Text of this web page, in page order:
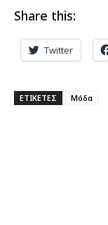
Share this:
Twitter
ΕΤΙΚΕΤΕΣ Μόδα